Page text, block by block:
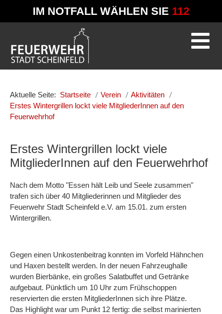
IM NOTFALL WÄHLEN SIE 112
Aktuelle Seite: Startseite Verein
Aktivitäten
Erstes Wintergrillen lockt viele MitgliederInnen auf den
Feuerwehrhof
Erstes Wintergrillen lockt viele
MitgliederInnen auf den Feuerwehrhof
Nach dem Motto "Essen hält Leib und Seele zusammen"
trafen sich über 40 Mitgliederinnen und Mitglieder des
Feuerwehr Stadt Scheinfeld e.V. am 15.01. zum ersten
Wintergrillen.
Gegen einen Unkostenbeitrag konnten im Vorfeld Hähnchen
und Haxen bestellt werden. In der neuen Fahrzeughalle
wurden Bierbänke, ein großes Salatbuffet und Getränke
aufgebaut. Pünktlich um 10 Uhr zum Frühschoppen
reservierten die ersten MitgliederInnen sich ihre Plätze.
Das Highlight war um Punkt 12 fertig: die selbst marinierten